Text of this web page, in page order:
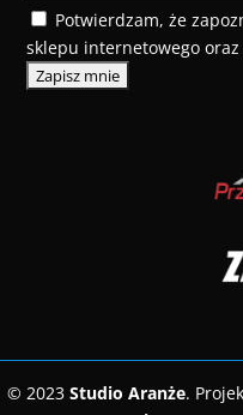
Potwierdzam, że
sklepu internetowego oraz
© 2023 Studio Aranże.